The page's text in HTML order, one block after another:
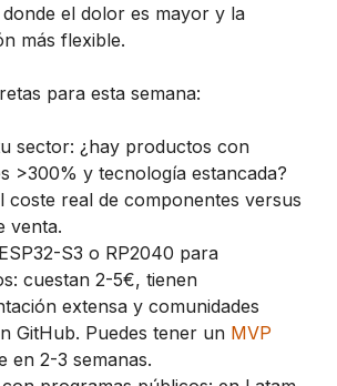
donde el dolor es mayor y la
más flexible.
para esta semana:
sector: ¿hay productos con
>300% y tecnología estancada?
coste real de componentes versus
venta.
S3 o RP2040 para
cuestan 2-5€, tienen
extensa y comunidades
GitHub. Puedes tener un MVP
en 2-3 semanas.